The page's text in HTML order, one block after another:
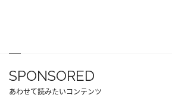
SPONSORED
あわせて読みたいコンテンツ